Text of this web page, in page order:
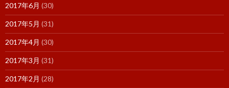
2017年6月 (30)
2017年5月 (31)
2017年4月 (30)
2017年3月 (31)
2017年2月 (28)